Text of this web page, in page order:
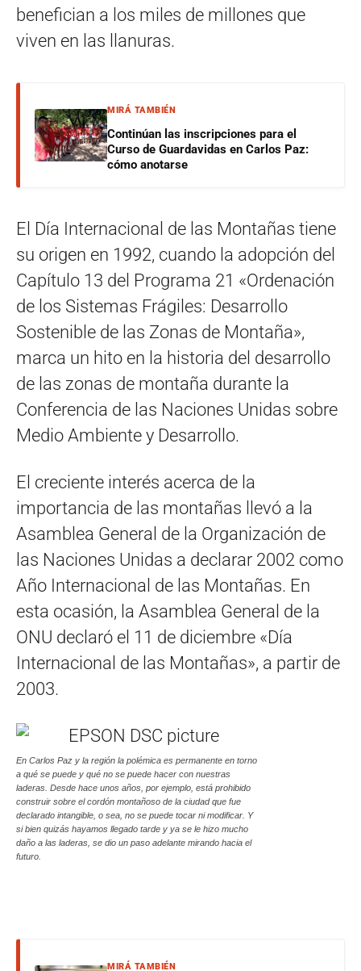
benefician a los miles de millones que
viven en las llanuras.
MIRÁ TAMBIÉN
Continúan las inscripciones para el
Curso de Guardavidas en Carlos Paz:
cómo anotarse
El Día Internacional de las Montañas tiene
su origen en 1992, cuando la adopción del
Capítulo 13 del Programa 21 «Ordenación
de los Sistemas Frágiles: Desarrollo
Sostenible de las Zonas de Montaña»,
marca un hito en la historia del desarrollo
de las zonas de montaña durante la
Conferencia de las Naciones Unidas sobre
Medio Ambiente y Desarrollo.
El creciente interés acerca de la
importancia de las montañas llevó a la
Asamblea General de la Organización de
las Naciones Unidas a declarar 2002 como
Año Internacional de las Montañas. En
esta ocasión, la Asamblea General de la
ONU declaró el 11 de diciembre «Día
Internacional de las Montañas», a partir de
2003.
En Carlos Paz y la región la polémica es permanente en torno
a qué se puede y qué no se puede hacer con nuestras
laderas. Desde hace unos años, por ejemplo, está prohibido
construir sobre el cordón montañoso de la ciudad que fue
declarado intangible, o sea, no se puede tocar ni modificar. Y
si bien quizás hayamos llegado tarde y ya se le hizo mucho
daño a las laderas, se dio un paso adelante mirando hacia el
futuro.
MIRÁ TAMBIÉN